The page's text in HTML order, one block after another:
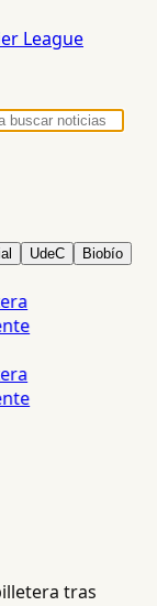
League
UdeC Biobío